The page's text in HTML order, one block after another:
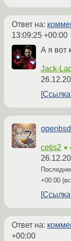
Ответ на:
13:09:25 +00:00
А я вот
Jack-
Ссылка
cetjs2
+00:00
Ссылка
Ответ на:
+00:00